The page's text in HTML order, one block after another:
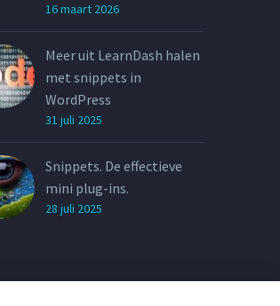
16 maart 2026
Meer uit LearnDash halen
met snippets in
WordPress
31 juli 2025
Snippets. De effectieve
mini plug-ins.
28 juli 2025